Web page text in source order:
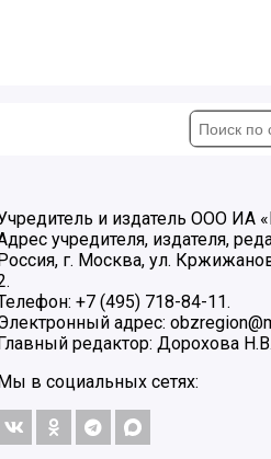
и издатель ООО ИА
учредителя, издателя,
г. Москва, ул.
+7 (495) 718-84-11.
адрес:
редактор: Дорохова Н.В.
в социальных сетях: